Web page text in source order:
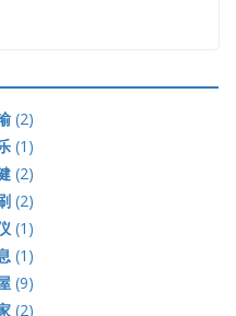
(2)
(1)
(2)
(2)
(1)
(1)
(9)
(2)